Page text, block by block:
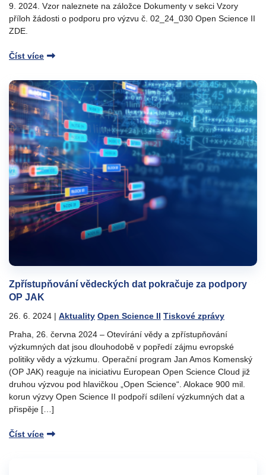
9. 2024. Vzor naleznete na záložce Dokumenty v sekci Vzory
příloh žádosti o podporu pro výzvu č. 02_24_030 Open Science II
ZDE.
Číst více
Zpřístupňování vědeckých dat pokračuje za podpory
OP JAK
26. 6. 2024 | Aktuality Open Science II Tiskové zprávy
Praha, 26. června 2024 – Otevírání vědy a zpřístupňování
výzkumných dat jsou dlouhodobě v popředí zájmu evropské
politiky vědy a výzkumu. Operační program Jan Amos Komenský
(OP JAK) reaguje na iniciativu European Open Science Cloud již
druhou výzvou pod hlavičkou „Open Science“. Alokace 900 mil.
korun výzvy Open Science II podpoří sdílení výzkumných dat a
přispěje […]
Číst více